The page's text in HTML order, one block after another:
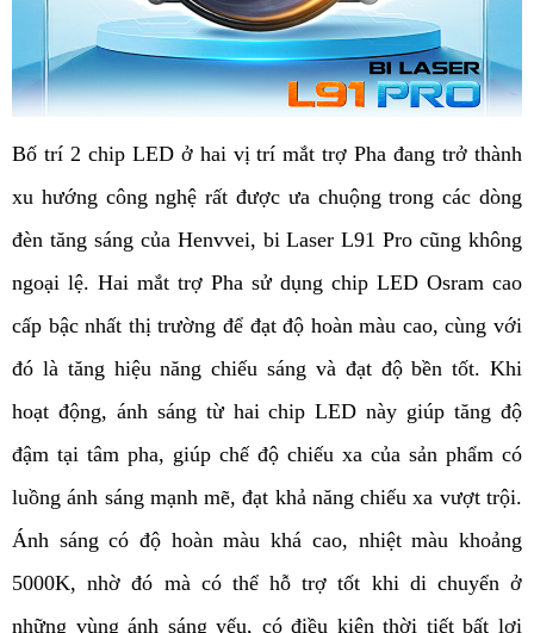
Bố trí 2 chip LED ở hai vị trí mắt trợ Pha đang trở thành
xu hướng công nghệ rất được ưa chuộng trong các dòng
đèn tăng sáng của Henvvei, bi Laser L91 Pro cũng không
ngoại lệ. Hai mắt trợ Pha sử dụng chip LED Osram cao
cấp bậc nhất thị trường để đạt độ hoàn màu cao, cùng với
đó là tăng hiệu năng chiếu sáng và đạt độ bền tốt. Khi
hoạt động, ánh sáng từ hai chip LED này giúp tăng độ
đậm tại tâm pha, giúp chế độ chiếu xa của sản phẩm có
luồng ánh sáng mạnh mẽ, đạt khả năng chiếu xa vượt trội.
Ánh sáng có độ hoàn màu khá cao, nhiệt màu khoảng
5000K, nhờ đó mà có thể hỗ trợ tốt khi di chuyển ở
những vùng ánh sáng yếu, có điều kiện thời tiết bất lợi